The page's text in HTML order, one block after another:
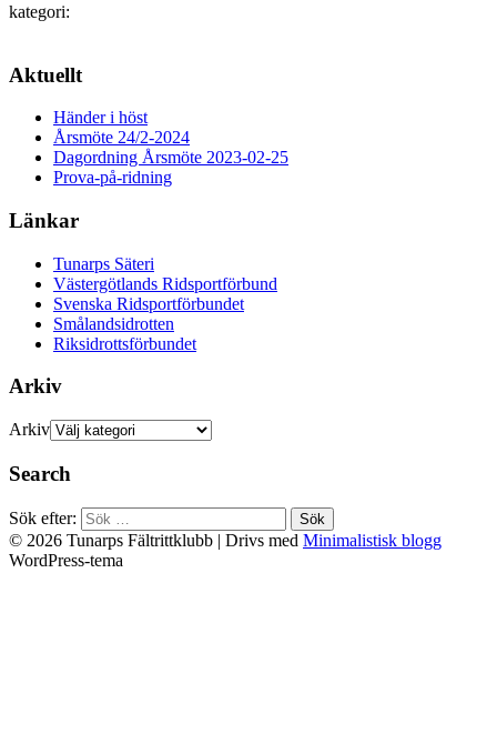
kategori:
Aktuellt
Händer i höst
Årsmöte 24/2-2024
Dagordning Årsmöte 2023-02-25
Prova-på-ridning
Länkar
Tunarps Säteri
Västergötlands Ridsportförbund
Svenska Ridsportförbundet
Smålandsidrotten
Riksidrottsförbundet
Arkiv
Arkiv
Search
Sök efter:
© 2026 Tunarps Fältrittklubb | Drivs med Minimalistisk blogg
WordPress-tema